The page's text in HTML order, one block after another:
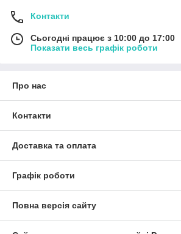
Контакти
Сьогодні працює з 10:00 до 17:00
Показати весь графік роботи
Про нас
Контакти
Доставка та оплата
Графік роботи
Повна версія сайту